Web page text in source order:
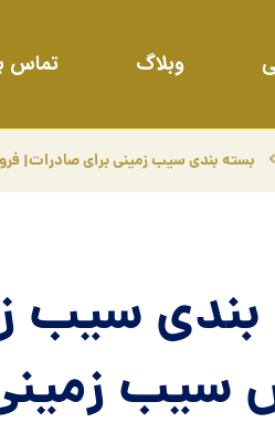
وبلاگ تماس
بسته بندی سیب زمینی برای صادرات|
سیب
سیب